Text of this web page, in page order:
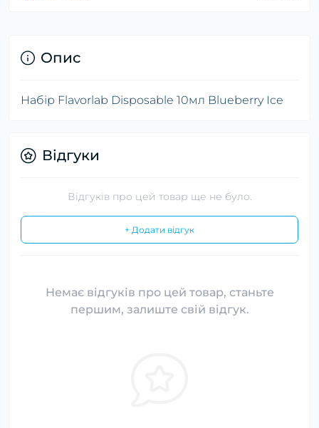
Опис
Набір Flavorlab Disposable 10мл Blueberry Ice
Відгуки
Відгуків про цей товар ще не було.
+ Додати відгук
Немає відгуків про цей товар, станьте
першим, залиште свій відгук.